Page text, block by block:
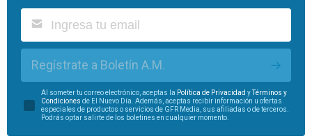
Regístrate a Boletín A.M.
Al someter tu correo electrónico, aceptas la Política de Privacidad y
Términos y
Condiciones de El Nuevo Día. Además, aceptas recibir información u ofertas
especiales de productos o servicios de GFR Media, sus afiliadas o de terceros.
Podrás optar salirte de los boletines en cualquier momento.